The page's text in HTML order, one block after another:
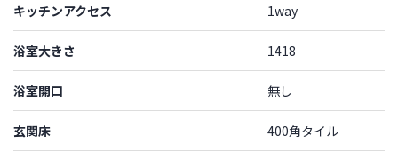
キッチンアクセス 1way
浴室大きさ 1418
浴室開口 無し
玄関床 400角タイル